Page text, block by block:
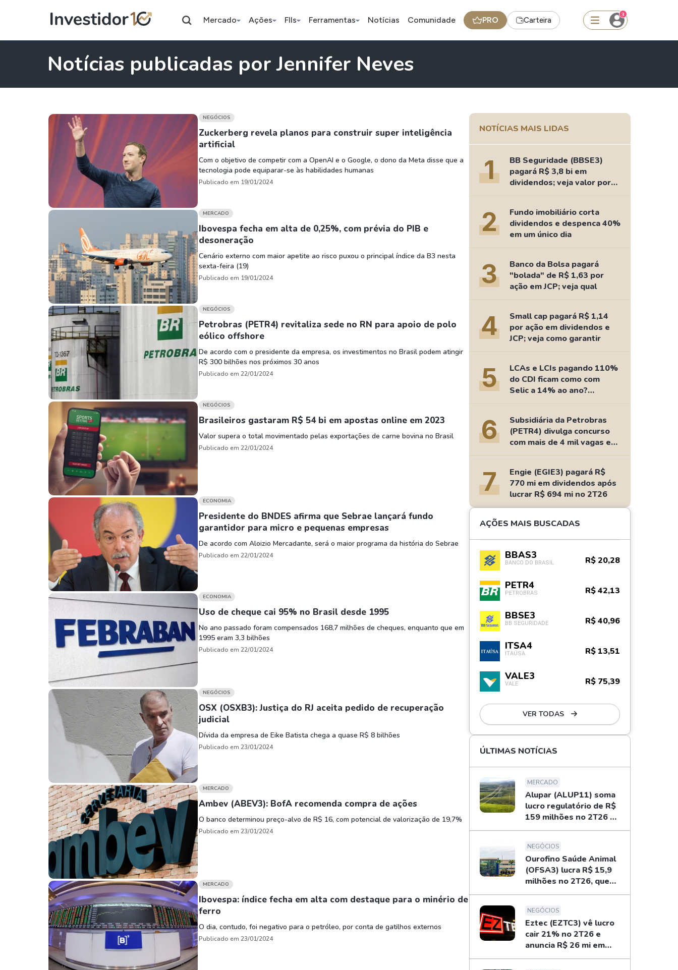
Mercado Ações FIIs Ferramentas Notícias Comunidade PRO Carteira
3
Índice
Ibovespa Petrobras Bradesco TRXF11 Dividendos
Ações
Itausa
Ambev
Klabin
Petrobrás
Ver todos
FIIs
XPML11
RECR11
HGLG11
KNRI11
KNCR11
Ver todos
ETFs
BOVA11
HASH11
GOLD11
XINA11
Ver todos
Stocks
Google
Coca-Cola
Criptomoedas
Dogecoin
Cardano
Ideias
Agenda de Dividendos
Radar do Dividendo Inteligente
Carteiras Recomendadas
Comparador de Ativos
Notícias publicadas por Jennifer Neves
NEGÓCIOS
Zuckerberg revela planos para construir super inteligência
artificial
Com o objetivo de competir com a OpenAI e o Google, o dono da Meta disse que a
tecnologia pode equiparar-se às habilidades humanas
Publicado em 19/01/2024
MERCADO
Ibovespa fecha em alta de 0,25%, com prévia do PIB e
desoneração
Cenário externo com maior apetite ao risco puxou o principal índice da B3 nesta
sexta-feira (19)
Publicado em 19/01/2024
NEGÓCIOS
Petrobras (PETR4) revitaliza sede no RN para apoio de polo
eólico offshore
De acordo com o presidente da empresa, os investimentos no Brasil podem atingir
R$ 300 bilhões nos próximos 30 anos
Publicado em 22/01/2024
NEGÓCIOS
Brasileiros gastaram R$ 54 bi em apostas online em 2023
Valor supera o total movimentado pelas exportações de carne bovina no Brasil
Publicado em 22/01/2024
ECONOMIA
Presidente do BNDES afirma que Sebrae lançará fundo
garantidor para micro e pequenas empresas
De acordo com Aloizio Mercadante, será o maior programa da história do Sebrae
Publicado em 22/01/2024
ECONOMIA
Uso de cheque cai 95% no Brasil desde 1995
No ano passado foram compensados 168,7 milhões de cheques, enquanto que em
1995 eram 3,3 bilhões
Publicado em 22/01/2024
NEGÓCIOS
OSX (OSXB3): Justiça do RJ aceita pedido de recuperação
judicial
Dívida da empresa de Eike Batista chega a quase R$ 8 bilhões
Publicado em 23/01/2024
MERCADO
Ambev (ABEV3): BofA recomenda compra de ações
O banco determinou preço-alvo de R$ 16, com potencial de valorização de 19,7%
Publicado em 23/01/2024
MERCADO
Ibovespa: índice fecha em alta com destaque para o minério de
ferro
O dia, contudo, foi negativo para o petróleo, por conta de gatilhos externos
Publicado em 23/01/2024
NOTÍCIAS MAIS LIDAS
1
BB Seguridade (BBSE3)
pagará R$ 3,8 bi em
dividendos; veja valor por
ação
2
Fundo imobiliário corta
dividendos e despenca 40%
em um único dia
3
Banco da Bolsa pagará
"bolada" de R$ 1,63 por
ação em JCP; veja qual
4
Small cap pagará R$ 1,14
por ação em dividendos e
JCP; veja como garantir
5
LCAs e LCIs pagando 110%
do CDI ficam como com
Selic a 14% ao ano?
Fizemos as contas
6
Subsidiária da Petrobras
(PETR4) divulga concurso
com mais de 4 mil vagas e
salários de até R$ 15 mil
7
Engie (EGIE3) pagará R$
770 mi em dividendos após
lucrar R$ 694 mi no 2T26
AÇÕES MAIS BUSCADAS
BBAS3
BANCO DO BRASIL R$ 20,28
PETR4
PETROBRAS R$ 42,13
BBSE3
BB SEGURIDADE R$ 40,96
ITSA4
ITAÚSA R$ 13,51
VALE3
VALE R$ 75,39
VER TODAS
ÚLTIMAS NOTÍCIAS
MERCADO
Alupar (ALUP11) soma
lucro regulatório de R$
159 milhões no 2T26 e
libera dividendos
NEGÓCIOS
Ourofino Saúde Animal
(OFSA3) lucra R$ 15,9
milhões no 2T26, queda
de 33%
NEGÓCIOS
Eztec (EZTC3) vê lucro
cair 21% no 2T26 e
anuncia R$ 26 mi em
dividendos